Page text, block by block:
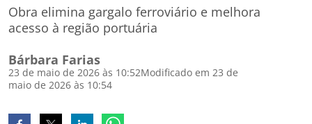
Obra elimina gargalo ferroviário e melhora
acesso à região portuária
Bárbara Farias
23 de maio de 2026 às 10:52Modificado em 23 de
maio de 2026 às 10:54